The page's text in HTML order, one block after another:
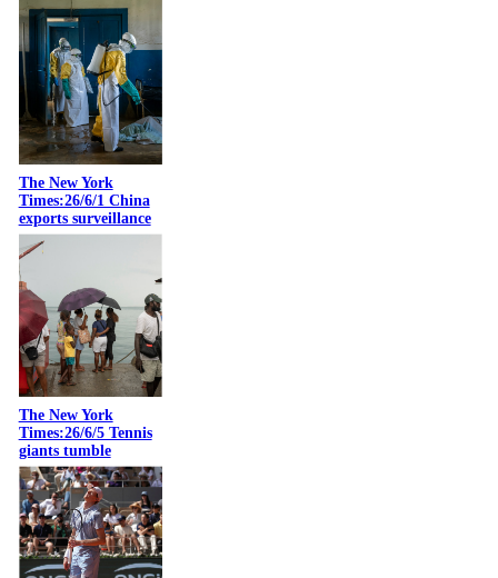
The New York
Times:26/6/1 China
exports surveillance
The New York
Times:26/6/5 Tennis
giants tumble